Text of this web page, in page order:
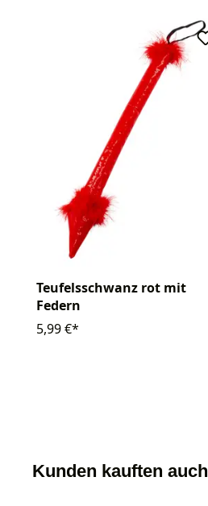
Teufelsschwanz rot mit
Federn
5,99 €*
Kunden kauften auch